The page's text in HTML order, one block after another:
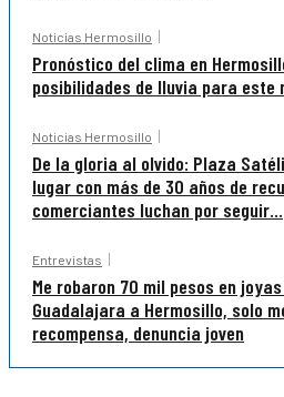
Noticias Hermosillo
Pronóstico del clima en
posibilidades de lluvia para este
Noticias Hermosillo
De la gloria al olvido: Plaza
lugar con más de 30 años de
comerciantes luchan por seguir...
Entrevistas
Me robaron 70 mil pesos en
Guadalajara a Hermosillo, solo
recompensa, denuncia joven